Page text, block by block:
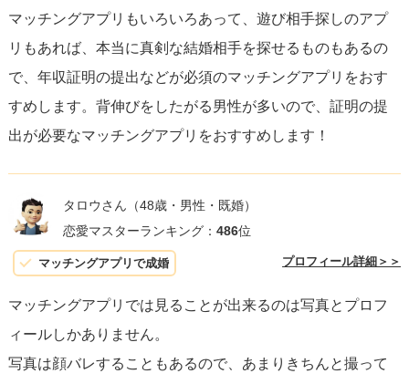
マッチングアプリもいろいろあって、遊び相手探しのアプ
リもあれば、本当に真剣な結婚相手を探せるものもあるの
で、年収証明の提出などが必須のマッチングアプリをおす
すめします。背伸びをしたがる男性が多いので、証明の提
出が必要なマッチングアプリをおすすめします！
タロウさん （48歳・男性・既婚）
恋愛マスターランキング： 486位
マッチングアプリで成婚 プロフィール詳細＞＞
マッチングアプリでは見ることが出来るのは写真とプロフ
ィールしかありません。
写真は顔バレすることもあるので、あまりきちんと撮って